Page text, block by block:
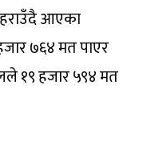
आएका
७६४ मत पाएर
१९ हजार ५९४ मत